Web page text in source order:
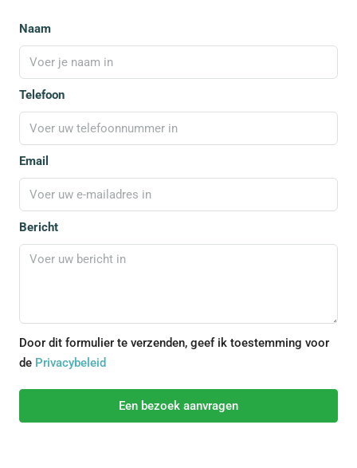
Naam
Telefoon
Email
Bericht
Door dit formulier te verzenden, geef ik toestemming voor
de Privacybeleid
Een bezoek aanvragen